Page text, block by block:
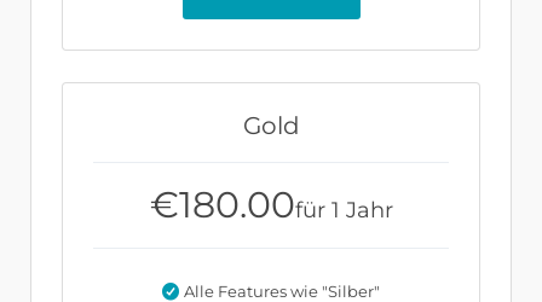
Gold
€180.00für 1 Jahr
Alle Features wie "Silber"